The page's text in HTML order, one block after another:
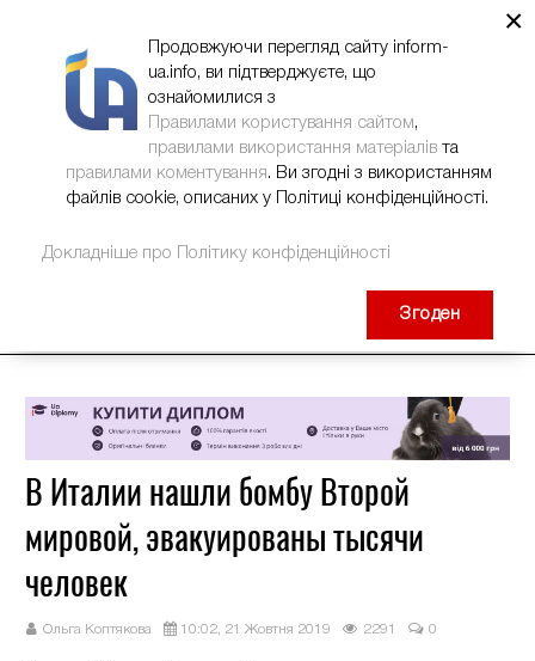
В Италии нашли бомбу Второй
мировой, эвакуированы тысячи
человек
Ольга Коптякова 10:02, 21 Жовтня 2019 2291 0
×
Продовжуючи перегляд сайту inform-
ua.info, ви підтверджуєте, що
ознайомилися з
Правилами користування сайтом,
правилами використання матеріалів та
правилами коментування. Ви згодні з використанням
файлів cookie, описаних у Політиці конфіденційності.
Докладніше про Політику конфіденційності
Згоден